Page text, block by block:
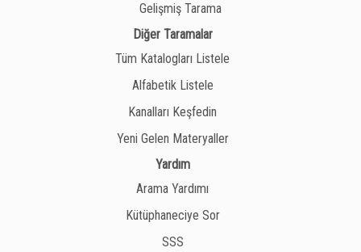
Gelişmiş Tarama
Diğer Taramalar
Tüm Katalogları Listele
Alfabetik Listele
Kanalları Keşfedin
Yeni Gelen Materyaller
Yardım
Arama Yardımı
Kütüphaneciye Sor
SSS